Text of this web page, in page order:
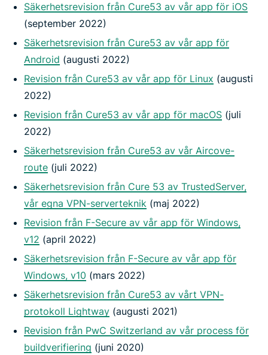
Säkerhetsrevision från Cure53 av vår app för iOS
(september 2022)
Säkerhetsrevision från Cure53 av vår app för
Android (augusti 2022)
Revision från Cure53 av vår app för Linux (augusti
2022)
Revision från Cure53 av vår app för macOS (juli
2022)
Säkerhetsrevision från Cure53 av vår Aircove-
route (juli 2022)
Säkerhetsrevision från Cure 53 av TrustedServer,
vår egna VPN-serverteknik (maj 2022)
Revision från F-Secure av vår app för Windows,
v12 (april 2022)
Säkerhetsrevision från F-Secure av vår app för
Windows, v10 (mars 2022)
Säkerhetsrevision från Cure53 av vårt VPN-
protokoll Lightway (augusti 2021)
Revision från PwC Switzerland av vår process för
buildverifiering (juni 2020)